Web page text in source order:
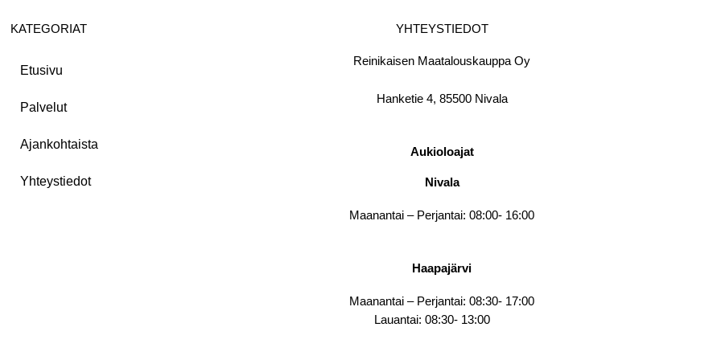
KATEGORIAT
Etusivu
Palvelut
Ajankohtaista
Yhteystiedot
YHTEYSTIEDOT
Reinikaisen Maatalouskauppa Oy
Hanketie 4, 85500 Nivala
Aukioloajat
Nivala
Maanantai – Perjantai: 08:00- 16:00
Haapajärvi
Maanantai – Perjantai: 08:30- 17:00
Lauantai: 08:30- 13:00